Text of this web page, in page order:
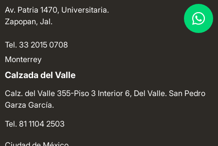
Av. Patria 1470, Universitaria.
Zapopan, Jal.
Tel. 33 2015 0708
Monterrey
Calzada del Valle
Calz. del Valle 355-Piso 3 Interior 6, Del Valle. San Pedro
Garza García.
Tel. 81 1104 2503